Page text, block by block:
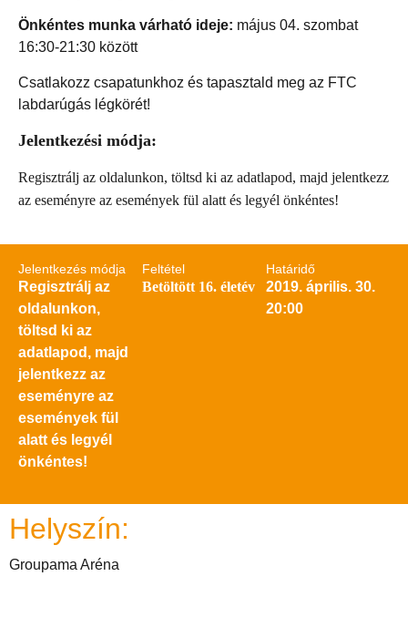
Önkéntes munka várható ideje: május 04. szombat
16:30-21:30 között
Csatlakozz csapatunkhoz és tapasztald meg az FTC
labdarúgás légkörét!
Jelentkezési módja:
Regisztrálj az oldalunkon, töltsd ki az adatlapod, majd jelentkezz
az eseményre az események fül alatt és legyél önkéntes!
Jelentkezés módja
Regisztrálj az
oldalunkon,
töltsd ki az
adatlapod, majd
jelentkezz az
eseményre az
események fül
alatt és legyél
önkéntes!
Feltétel
Betöltött 16. életév
Határidő
2019. április. 30.
20:00
Helyszín:
Groupama Aréna